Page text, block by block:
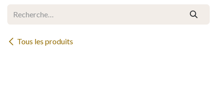
Tous les produits